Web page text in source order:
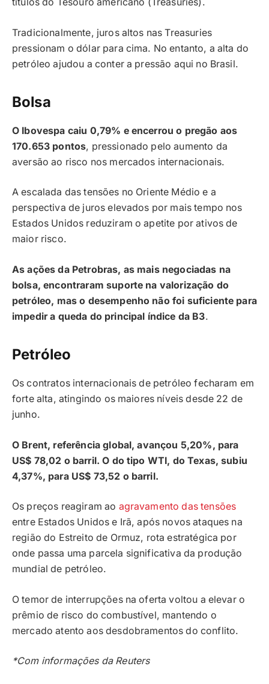
Tradicionalmente, juros altos nas Treasuries
pressionam o dólar para cima. No entanto, a alta do
petróleo ajudou a conter a pressão aqui no Brasil.
Bolsa
O Ibovespa caiu 0,79% e encerrou o pregão aos
170.653 pontos, pressionado pelo aumento da
aversão ao risco nos mercados internacionais.
A escalada das tensões no Oriente Médio e a
perspectiva de juros elevados por mais tempo nos
Estados Unidos reduziram o apetite por ativos de
maior risco.
As ações da Petrobras, as mais negociadas na
bolsa, encontraram suporte na valorização do
petróleo, mas o desempenho não foi suficiente para
impedir a queda do principal índice da B3.
Petróleo
Os contratos internacionais de petróleo fecharam em
forte alta, atingindo os maiores níveis desde 22 de
junho.
O Brent, referência global, avançou 5,20%, para
US$ 78,02 o barril. O do tipo WTI, do Texas, subiu
4,37%, para US$ 73,52 o barril.
Os preços reagiram ao agravamento das tensões
entre Estados Unidos e Irã, após novos ataques na
região do Estreito de Ormuz, rota estratégica por
onde passa uma parcela significativa da produção
mundial de petróleo.
O temor de interrupções na oferta voltou a elevar o
prêmio de risco do combustível, mantendo o
mercado atento aos desdobramentos do conflito.
*Com informações da Reuters